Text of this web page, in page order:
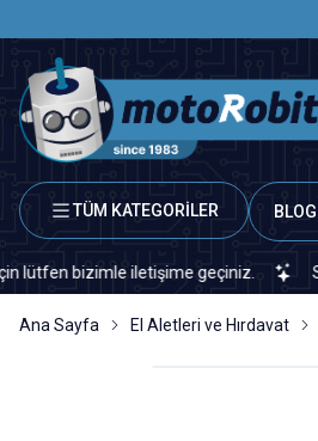
TÜM KATEGORİLER BLOG
iletişime geçiniz. Sitemizde
Ana Sayfa El Aletleri ve Hırdavat